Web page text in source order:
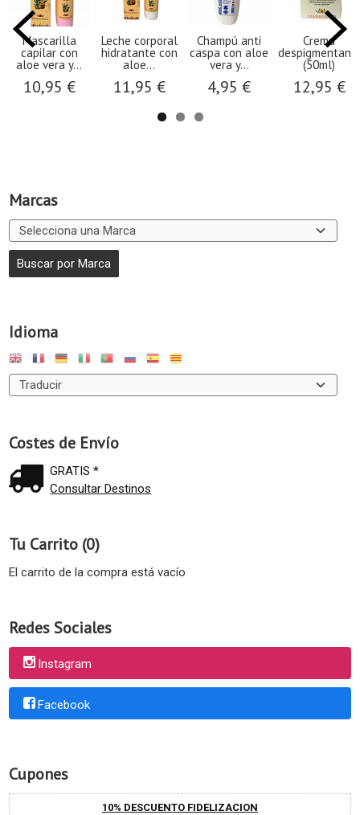
Marcas
Idioma
Costes de Envío
GRATIS *
Consultar Destinos
Tu Carrito (0)
El carrito de la compra está vacío
Redes Sociales
Instagram
Facebook
Cupones
10% DESCUENTO FIDELIZACION
Mascarilla
capilar con
aloe vera y...
10,95 €
Leche corporal
hidratante con
aloe...
11,95 €
Champú anti
caspa con aloe
vera y...
4,95 €
Crema
(50ml)
12,95 €